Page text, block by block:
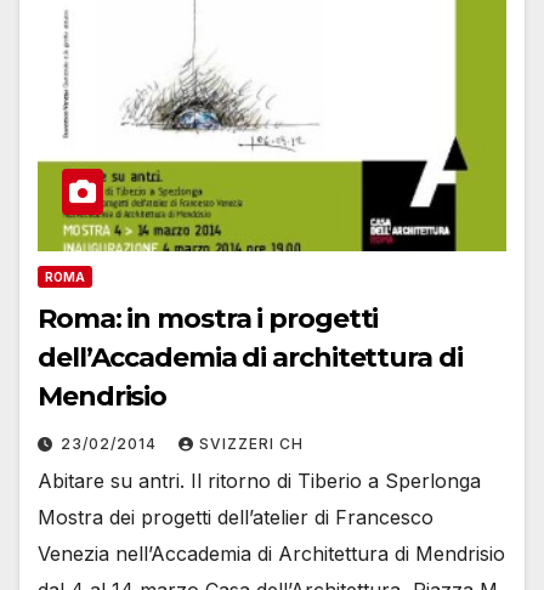
ROMA
Roma: in mostra i progetti
dell’Accademia di architettura di
Mendrisio
23/02/2014 SVIZZERI CH
Abitare su antri. Il ritorno di Tiberio a Sperlonga
Mostra dei progetti dell’atelier di Francesco
Venezia nell’Accademia di Architettura di Mendrisio